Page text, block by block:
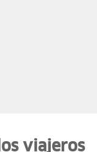
viajeros